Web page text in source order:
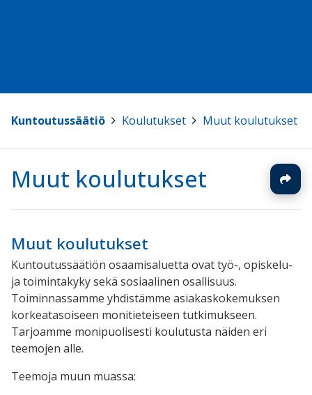
Kuntoutussäätiö Koulutukset Muut koulutukset
Muut koulutukset
Muut koulutukset
Kuntoutussäätiön osaamisaluetta ovat työ-, opiskelu-
ja toimintakyky sekä sosiaalinen osallisuus.
Toiminnassamme yhdistämme asiakaskokemuksen
korkeatasoiseen monitieteiseen tutkimukseen.
Tarjoamme monipuolisesti koulutusta näiden eri
teemojen alle.
Teemoja muun muassa: